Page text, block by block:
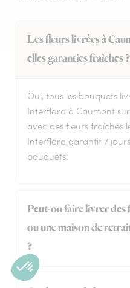
Les fleurs livrées à
elles garanties fraîches ?
Oui, tous les bouquets
Interflora à Caumont
avec des fleurs fraîches
Interflora garantit 7
bouquets.
Peut-on faire livrer des
ou une maison de
?